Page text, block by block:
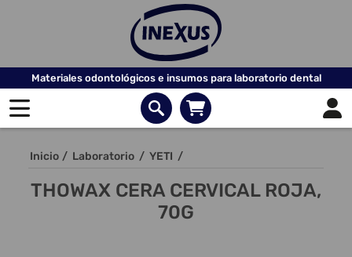
Materiales odontológicos e insumos para laboratorio dental
Inicio / Laboratorio / YETI /
THOWAX CERA CERVICAL ROJA,
70G